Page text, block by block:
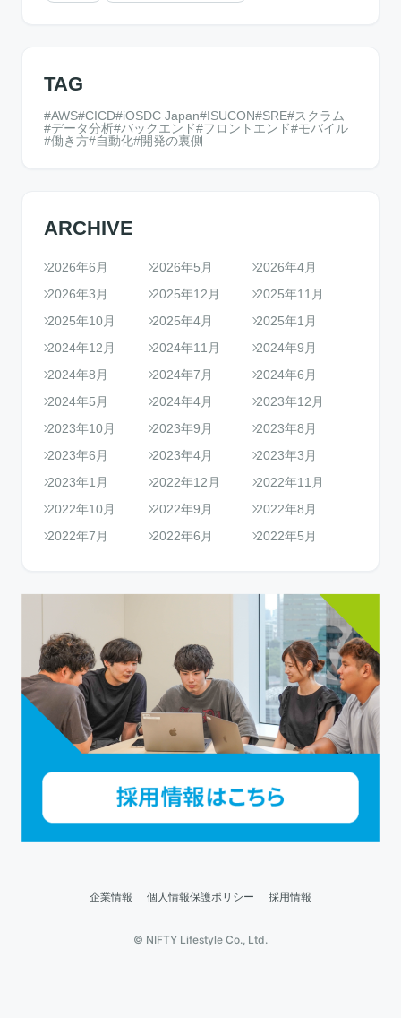
TAG
AWS CICD iOSDC Japan ISUCON SRE
スクラム
データ分析 バックエンド フロントエンド
モバイル
働き方
自動化 開発の裏側
ARCHIVE
2026年6月 2026年5月
2026年4月
2026年3月
2025年12月
2025年11月
2025年10月
2025年4月
2025年1月
2024年12月
2024年11月
2024年9月
2024年8月
2024年7月
2024年6月
2024年5月
2024年4月
2023年12月
2023年10月
2023年9月
2023年8月
2023年6月
2023年4月
2023年3月
2023年1月
2022年12月
2022年11月
2022年10月
2022年9月
2022年8月
2022年7月
2022年6月 2022年5月
企業情報 個人情報保護ポリシー 採用情報
© NIFTY Lifestyle Co., Ltd.